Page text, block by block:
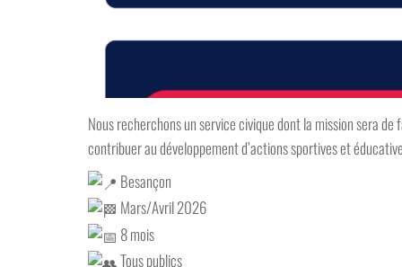
Nous recherchons un service civique dont la mission sera
contribuer au développement d’actions sportives et
Besançon
Mars/Avril 2026
8 mois
Tous publics